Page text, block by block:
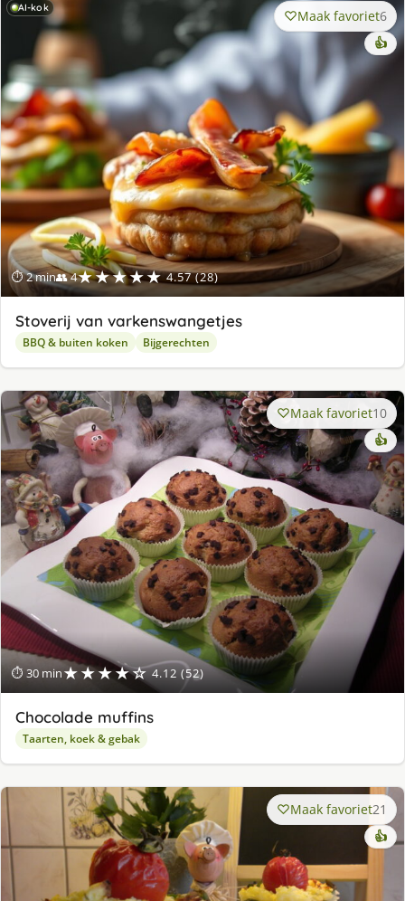
AI-kok
⏱ 2 min👥 4★★★★★ 4.57 (28)
Maak favoriet6
👍
Stoverij van varkenswangetjes
BBQ & buiten koken Bijgerechten
⏱ 30 min★★★★☆ 4.12 (52)
Maak favoriet10
👍
Chocolade muffins
Taarten, koek & gebak
Maak favoriet21
👍